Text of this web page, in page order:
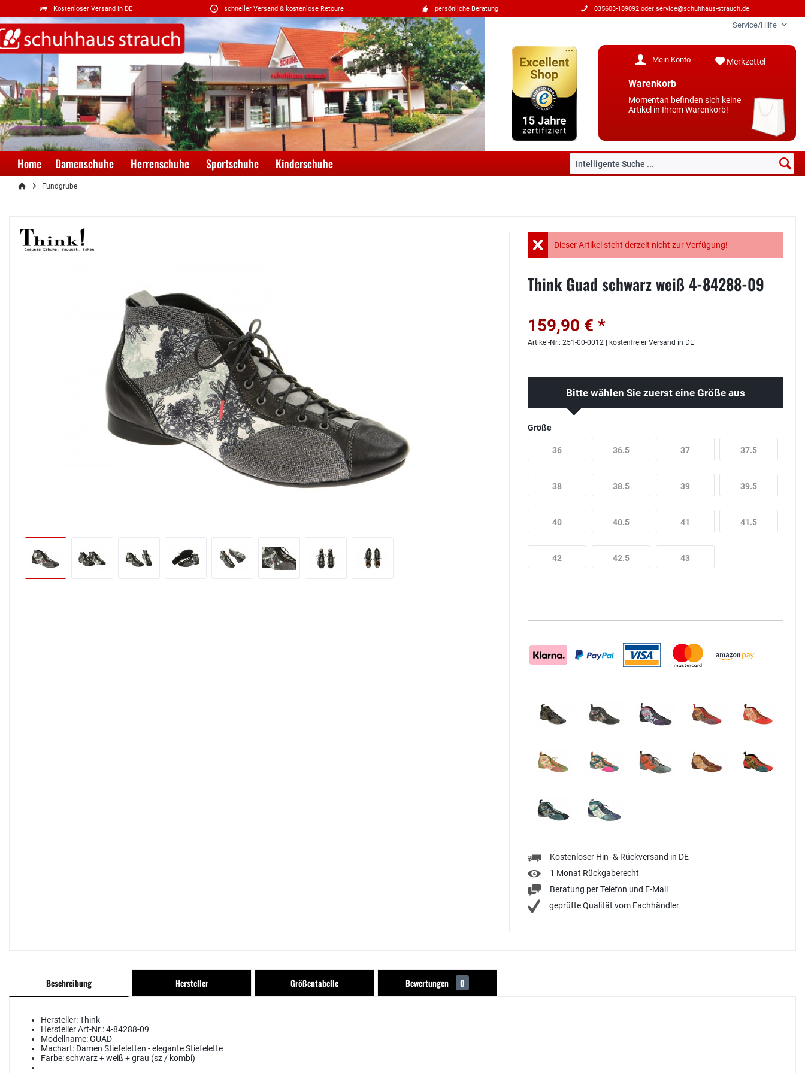
Kostenloser Versand in DE schneller Versand & kostenlose Retoure persönliche Beratung 035603-189092 oder service@schuhhaus-strauch.de
Service/Hilfe
Merkzettel
Mein Konto
Warenkorb
Momentan befinden sich keine
Artikel in Ihrem Warenkorb!
Home Damenschuhe Herrenschuhe Sportschuhe Kinderschuhe
Fundgrube
Dieser Artikel steht derzeit nicht zur Verfügung!
Think Guad schwarz weiß 4-84288-09
159,90 € *
Artikel-Nr.: 251-00-0012 | kostenfreier Versand in DE
Bitte wählen Sie zuerst eine Größe aus
Größe
36 36.5 37 37.5
38 38.5 39 39.5
40 40.5 41 41.5
42 42.5 43
Kostenloser Hin- & Rückversand in DE
1 Monat Rückgaberecht
Beratung per Telefon und E-Mail
geprüfte Qualität vom Fachhändler
Beschreibung Hersteller Größentabelle Bewertungen 0
Hersteller:Think
Hersteller Art-Nr.:4-84288-09
Modellname:GUAD
Machart: Damen Stiefeletten - elegante Stiefelette
Farbe:schwarz + weiß + grau (sz / kombi)